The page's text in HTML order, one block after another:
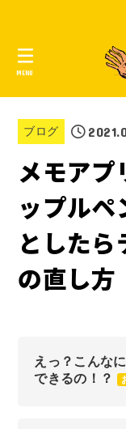
MENU
ブログ
メモア
ップルペ
とした
の直し方
えっ？こんな
できるの！？